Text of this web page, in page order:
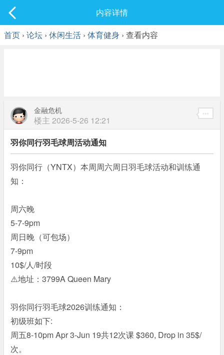
最新发表
内容详情
首页 › 论坛 › 休闲生活 › 体育健身 › 查看内容
金融危机
楼主 2026-5-26 12:21
羽你同行羽毛球周活动通知
羽你同行（YNTX）本周周六周日羽毛球活动和训练通
知：
周六晚
5-7-9pm
周日晚（可包场）
7-9pm
10$/人/时段
⚠️地址：3799A Queen Mary
羽你同行羽毛球2026训练通知：
初级班如下:
周五8-10pm Apr 3-Jun 19共12次课 $360, Drop in 35$/
次。